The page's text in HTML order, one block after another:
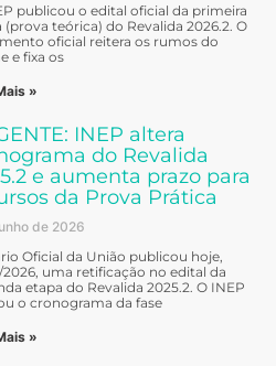
publicou o edital oficial da primeira
(prova teórica) do Revalida 2026.2. O
oficial reitera os rumos do
e fixa os
»
INEP altera
do Revalida
e aumenta prazo para
da Prova Prática
de 2026
Oficial da União publicou hoje,
2026, uma retificação no edital da
etapa do Revalida 2025.2. O INEP
o cronograma da fase
»